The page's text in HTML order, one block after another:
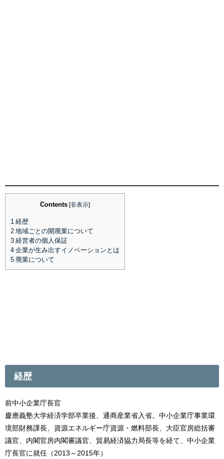
Contents [非表示]
1 経歴
2 地域ごとの開廃業について
3 経営者の個人保証
4 企業が生み出すイノベーションとは
5 廃業について
経歴
前中小企業庁長官
慶應義塾大学経済学部卒業後、通商産業省入省。中小企業庁事業環
境部財務課長、資源エネルギー庁資源・燃料部長、大臣官房総括審
議官、内閣官房内閣審議官、貿易経済協力局長等を経て、中小企業
庁長官に就任（2013～2015年）